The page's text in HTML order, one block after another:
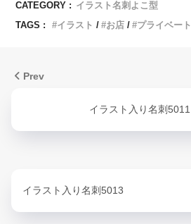
CATEGORY : イラスト名刺よこ型
TAGS :
イラスト お店 プライベート
Prev
イラスト入り名刺5011
イラスト入り名刺5013